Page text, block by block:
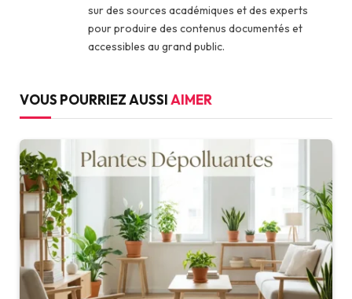
sur des sources académiques et des experts
pour produire des contenus documentés et
accessibles au grand public.
VOUS POURRIEZ AUSSIAIMER